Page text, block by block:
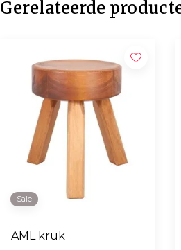
Gerelateerde
Sale
AML kruk